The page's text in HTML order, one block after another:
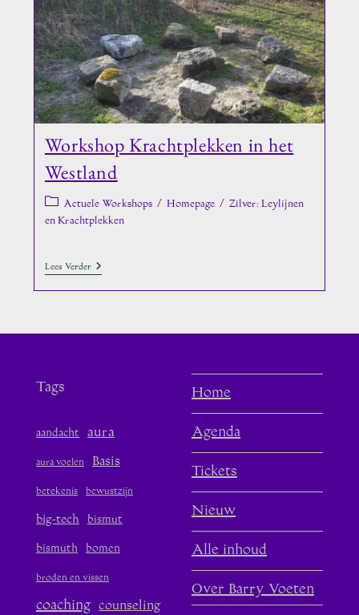
Workshop Krachtplekken in het
Westland
Berichtcategorie:
Actuele Workshops / Homepage / Zilver: Leylijnen
en Krachtplekken
Lees VerderWorkshop
In
Tags
aandacht aura
aura voelen Basis
betekenis bewustzijn
big-tech bismut
bismuth bomen
broden en vissen
coaching counseling
Home
Agenda
Tickets
Nieuw
Alle inhoud
Over Barry Voeten